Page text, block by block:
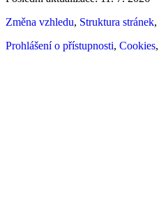
Změna vzhledu, Struktura stránek,
Prohlášení o přístupnosti, Cookies,